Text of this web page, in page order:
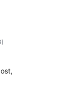
total
de
)